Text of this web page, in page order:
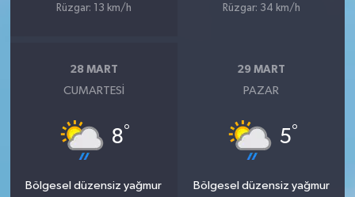
Rüzgar: 13 km/h
Rüzgar: 34 km/h
28 MART
CUMARTESI
8°
Bölgesel düzensiz yağmur
29 MART
PAZAR
5°
Bölgesel düzensiz yağmur